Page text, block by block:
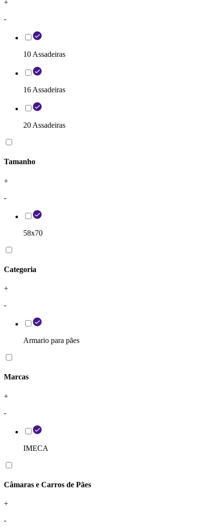
+
-
10 Assadeiras
16 Assadeiras
20 Assadeiras
Tamanho
+
-
58x70
Categoria
+
-
Armario para pães
Marcas
+
-
IMECA
Câmaras e Carros de Pães
+
-